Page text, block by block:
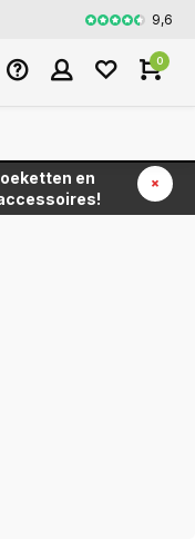
Snel en9,6
0
en